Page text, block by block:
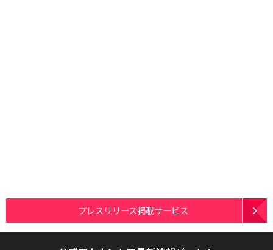
プレスリリース掲載サービス